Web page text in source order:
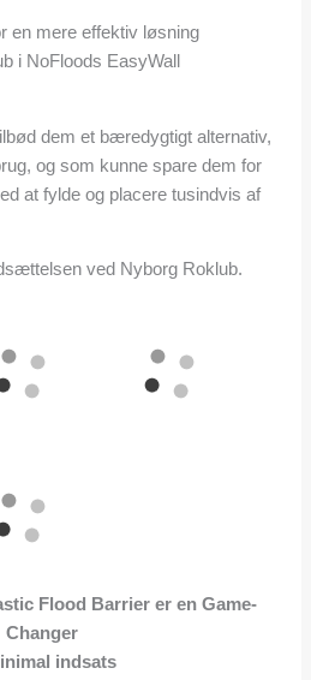
en mere effektiv løsning
i NoFloods EasyWall
dem et bæredygtigt alternativ,
og som kunne spare dem for
at fylde og placere tusindvis af
ved Nyborg Roklub.
Flood Barrier er en Game-
Changer
indsats